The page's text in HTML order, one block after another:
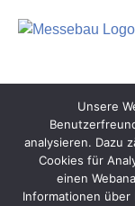
Unsere
analysieren. Dazu
Cookies für
einen
Informationen über